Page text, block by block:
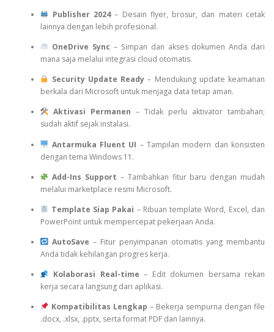
Publisher 2024– Desain flyer, brosur, dan materi cetak
lainnya dengan lebih profesional.
OneDrive Sync – Simpan dan akses dokumen Anda dari
mana saja melalui integrasi cloud otomatis.
Security Update Ready – Mendukung update keamanan
berkala dari Microsoft untuk menjaga data tetap aman.
Aktivasi Permanen – Tidak perlu aktivator tambahan;
sudah aktif sejak instalasi.
Antarmuka Fluent UI – Tampilan modern dan konsisten
dengan tema Windows 11.
Add-Ins Support – Tambahkan fitur baru dengan mudah
melalui marketplace resmi Microsoft.
Template Siap Pakai – Ribuan template Word, Excel, dan
PowerPoint untuk mempercepat pekerjaan Anda.
AutoSave – Fitur penyimpanan otomatis yang membantu
Anda tidak kehilangan progres kerja.
Kolaborasi Real-time – Edit dokumen bersama rekan
kerja secara langsung dari aplikasi.
Kompatibilitas Lengkap – Bekerja sempurna dengan file
.docx, .xlsx, .pptx, serta format PDF dan lainnya.